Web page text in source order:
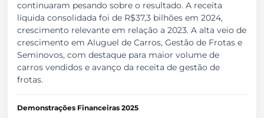
continuaram pesando sobre o resultado. A receita
líquida consolidada foi de R$37,3 bilhões em 2024,
crescimento relevante em relação a 2023. A alta veio de
crescimento em Aluguel de Carros, Gestão de Frotas e
Seminovos, com destaque para maior volume de
carros vendidos e avanço da receita de gestão de
frotas.
Demonstrações Financeiras 2025